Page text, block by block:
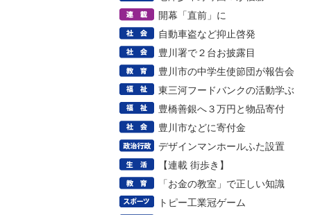
開幕「直前」に
自動車盗など抑止啓発
豊川署で２台お披露目
豊川市の中学生使節団が報告会
東三河フードバンクの活動学ぶ
豊橋善銀へ３万円と物品寄付
豊川市などに寄付金
デザインマンホールふた設置
【連載 街歩き】
「お金の教室」で正しい知識
トピー工業冠ゲーム